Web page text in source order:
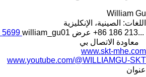
William Gu
اللغات: الصينية، الإنكليزية
+86 186 213... عرض 5699 william_gu01
معاودة الاتصال بي
www.skt-mhe.com
www.youtube.com/@WILLIAMGU-SKT
عنوان